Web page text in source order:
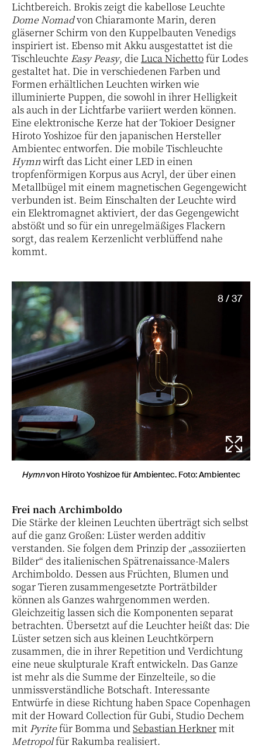
Lichtbereich. Brokis zeigt die kabellose Leuchte
Dome Nomadvon Chiaramonte Marin, deren
gläserner Schirm von den Kuppelbauten Venedigs
inspiriert ist. Ebenso mit Akku ausgestattet ist die
Tischleuchte Easy Peasy, die Luca Nichettofür Lodes
gestaltet hat. Die in verschiedenen Farben und
Formen erhältlichen Leuchten wirken wie
illuminierte Puppen, die sowohl in ihrer Helligkeit
als auch in der Lichtfarbe variiert werden können.
Eine elektronische Kerze hat der Tokioer Designer
Hiroto Yoshizoe für den japanischen Hersteller
Ambientec entworfen. Die mobile Tischleuchte
Hymnwirft das Licht einer LED in einen
tropfenförmigen Korpus aus Acryl, der über einen
Metallbügel mit einem magnetischen Gegengewicht
verbunden ist. Beim Einschalten der Leuchte wird
ein Elektromagnet aktiviert, der das Gegengewicht
abstößt und so für ein unregelmäßiges Flackern
sorgt, das realem Kerzenlicht verblüffend nahe
kommt.
8 / 37
Hymnvon Hiroto Yoshizoe für Ambientec. Foto: Ambientec
Frei nach Archimboldo
Die Stärke der kleinen Leuchten überträgt sich selbst
auf die ganz Großen: Lüster werden additiv
verstanden. Sie folgen dem Prinzip der „assoziierten
Bilder“ des italienischen Spätrenaissance-Malers
Archimboldo. Dessen aus Früchten, Blumen und
sogar Tieren zusammengesetzte Porträtbilder
können als Ganzes wahrgenommen werden.
Gleichzeitig lassen sich die Komponenten separat
betrachten. Übersetzt auf die Leuchter heißt das: Die
Lüster setzen sich aus kleinen Leuchtkörpern
zusammen, die in ihrer Repetition und Verdichtung
eine neue skulpturale Kraft entwickeln. Das Ganze
ist mehr als die Summe der Einzelteile, so die
unmissverständliche Botschaft. Interessante
Entwürfe in diese Richtung haben Space Copenhagen
mit der Howard Collection für Gubi, Studio Dechem
mit Pyritefür Bomma undSebastian Herknermit
Metropolfür Rakumba realisiert.